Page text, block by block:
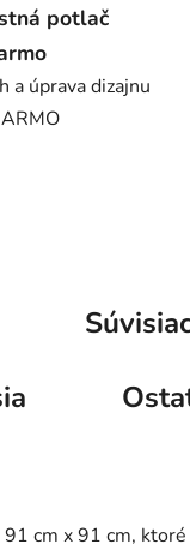
potlač
a úprava dizajnu
cm x 91 cm,